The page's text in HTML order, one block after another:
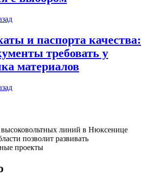
и паспорта качества:
требовать у
материалов
высоковольтных линий в Нюксенице
позволит развивать
проекты